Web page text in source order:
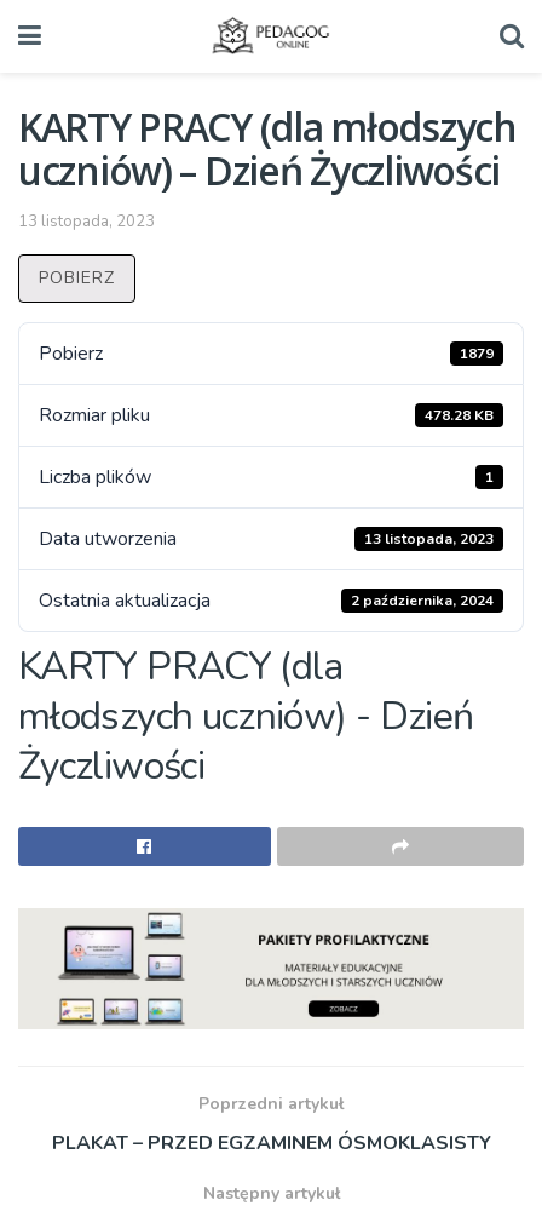
KARTY PRACY (dla młodszych
uczniów) – Dzień Życzliwości
13 listopada, 2023
POBIERZ
Pobierz 1879
Rozmiar pliku 478.28 KB
Liczba plików 1
Data utworzenia 13 listopada, 2023
Ostatnia aktualizacja 2 października, 2024
KARTY PRACY (dla
młodszych uczniów) - Dzień
Życzliwości
Poprzedni artykuł
PLAKAT – PRZED EGZAMINEM ÓSMOKLASISTY
Następny artykuł